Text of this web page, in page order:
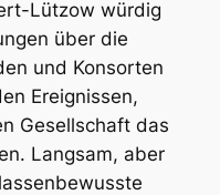
Lützow würdig
über die
und Konsorten
Ereignissen,
Gesellschaft das
Langsam, aber